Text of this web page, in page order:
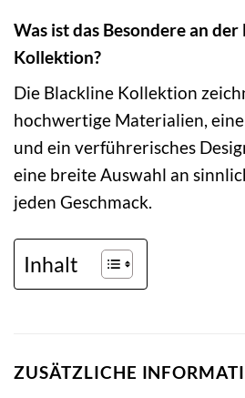
Was ist das Besondere an
Kollektion?
Die Blackline Kollektion
hochwertige Materialien,
und ein verführerisches
eine breite Auswahl an
jeden Geschmack.
Inhalt
ZUSÄTZLICHE